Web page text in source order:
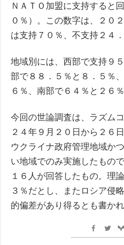
ＮＡＴＯ加盟に支持すると
０％）。この数字は、２０
は支持７０％、不支持２４
地域別には、西部で支持９
部で８８．５％と８．５％
６％、南部で６４％と２６％
今回の世論調査は、ラズム
２４年９月２０日から２６
ウクライナ政府管理地域か
い地域でのみ実施したもの
１６人が回答したもの。理
３％だとし、またロシア侵
的偏差があり得るとも書かれ